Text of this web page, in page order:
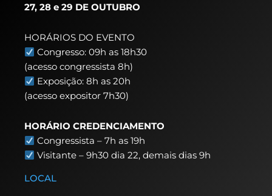
27, 28 e 29 DE OUTUBRO
HORÁRIOS DO EVENTO
Congresso: 09h as 18h30
(acesso congressista 8h)
Exposição: 8h as 20h
(acesso expositor 7h30)
HORÁRIO CREDENCIAMENTO
Congressista – 7h as 19h
Visitante – 9h30 dia 22,demais dias 9h
LOCAL